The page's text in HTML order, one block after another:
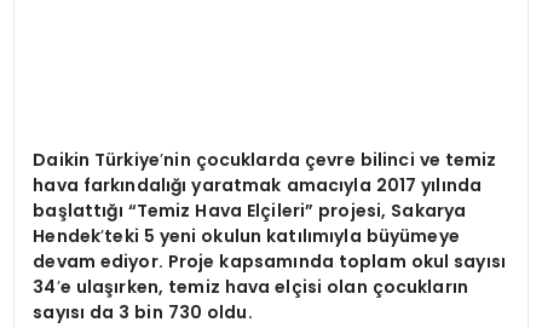
Daikin Türkiye’nin çocuklarda çevre bilinci ve temiz
hava farkındalığı yaratmak amacıyla 2017 yılında
başlattığı “Temiz Hava Elçileri” projesi, Sakarya
Hendek’teki 5 yeni okulun katılımıyla büyümeye
devam ediyor. Proje kapsamında toplam okul sayısı
34’e ulaşırken, temiz hava elçisi olan çocukların
sayısı da 3 bin 730 oldu.